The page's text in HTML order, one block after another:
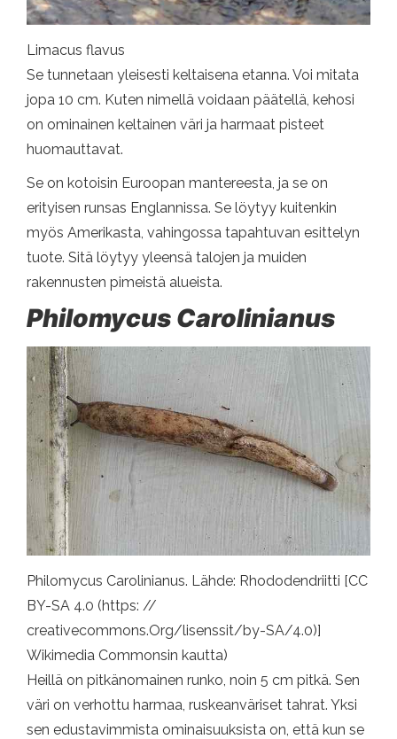
Limacus flavus
Se tunnetaan yleisesti keltaisena etanna. Voi mitata
jopa 10 cm. Kuten nimellä voidaan päätellä, kehosi
on ominainen keltainen väri ja harmaat pisteet
huomauttavat.
Se on kotoisin Euroopan mantereesta, ja se on
erityisen runsas Englannissa. Se löytyy kuitenkin
myös Amerikasta, vahingossa tapahtuvan esittelyn
tuote. Sitä löytyy yleensä talojen ja muiden
rakennusten pimeistä alueista.
Philomycus Carolinianus
Philomycus Carolinianus. Lähde: Rhododendriitti [CC
BY-SA 4.0 (https: //
creativecommons.Org/lisenssit/by-SA/4.0)]
Wikimedia Commonsin kautta)
Heillä on pitkänomainen runko, noin 5 cm pitkä. Sen
väri on verhottu harmaa, ruskeanväriset tahrat. Yksi
sen edustavimmista ominaisuuksista on, että kun se